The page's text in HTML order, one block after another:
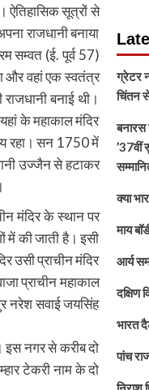
ऐतिहासिक सूत्रों से
राजधानी बनाया
सम्वत (ई. पूर्व 57)
और वहां एक स्वतंत्र
बनाई थी।
के महाकाल मंदिर
रहा। सन 1750 में
उज्जैन से हटाकर
मंदिर के स्थान पर
में की जाती है। इसी
उसी प्राचीन मंदिर
प्राचीन महाकाल
नरेश सवाई जयसिंह
इस नगर से करीब दो
टेकरी नाम के दो
ग्रेटर
चिंतन
बनारस
’37वीं
क्या
माय
आर्य
दक्षिण
भारत
पांच